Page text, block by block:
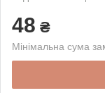
48 ₴
Мінімальна сума